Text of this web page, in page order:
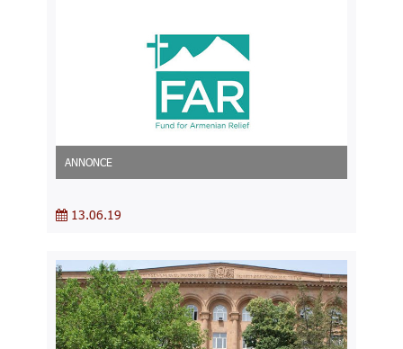
ANNONCE
13.06.19